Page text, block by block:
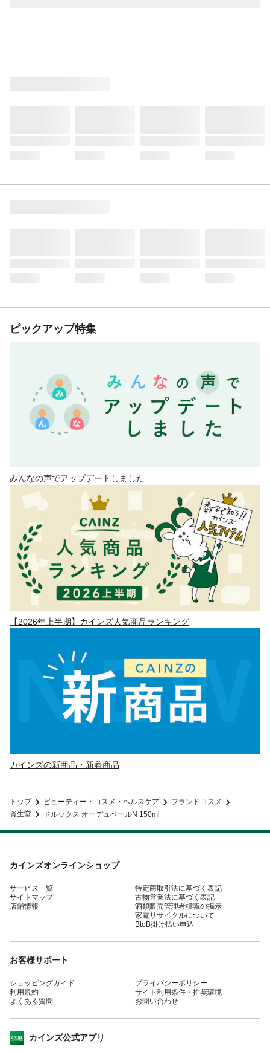
ピックアップ特集
みんなの声でアップデートしました
【2026年上半期】カインズ人気商品ランキング
カインズの新商品・新着商品
トップ ビューティー・コスメ・ヘルスケア
ブランドコスメ
資生堂
ドルックス オーデュベールN 150ml
カインズオンラインショップ
サービス一覧
サイトマップ
店舗情報
特定商取引法に基づく表記
古物営業法に基づく表記
酒類販売管理者標識の掲示
家電リサイクルについて
BtoB掛け払い申込
お客様サポート
ショッピングガイド
利用規約
よくある質問
プライバシーポリシー
サイト利用条件・推奨環境
お問い合わせ
カインズ公式アプリ